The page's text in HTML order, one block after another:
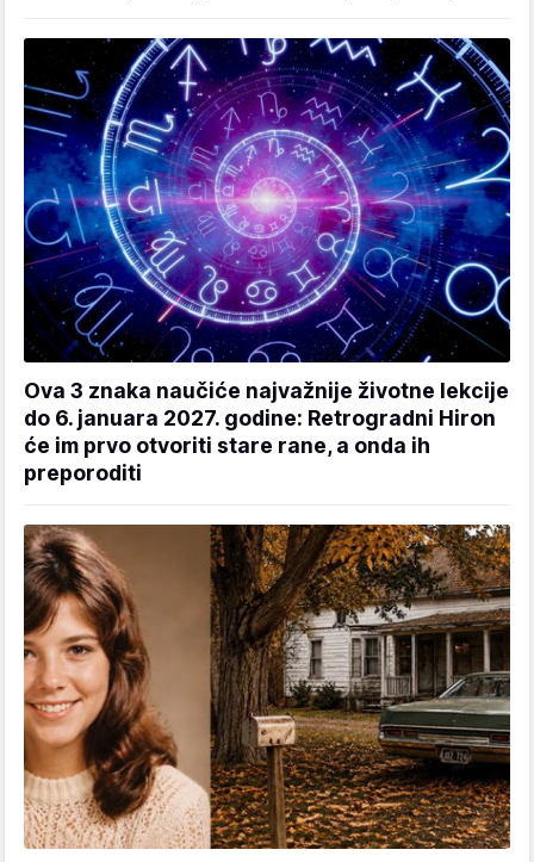
Ova 3 znaka naučiće najvažnije životne lekcije
do 6. januara 2027. godine: Retrogradni Hiron
će im prvo otvoriti stare rane, a onda ih
preporoditi